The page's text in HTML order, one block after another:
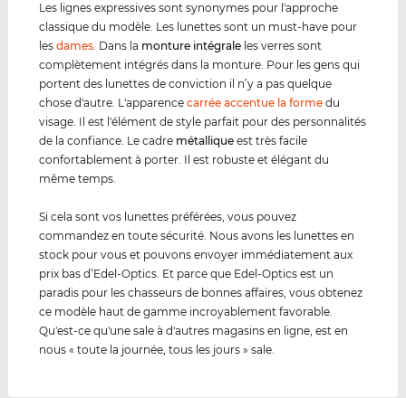
Les lignes expressives sont synonymes pour l'approche
classique du modèle. Les lunettes sont un must-have pour
lesdames. Dans la monture intégrale les verres sont
complètement intégrés dans la monture. Pour les gens qui
portent des lunettes de conviction il n’y a pas quelque
chose d'autre. L'apparencecarrée accentue la forme du
visage. Il est l'élément de style parfait pour des personnalités
de la confiance. Le cadre métal lique est très facile
confortablement à porter. Il est robuste et élégant du
même temps.
Si cela sont vos lunettes préférées, vous pouvez
commandez en toute sécurité. Nous avons les lunettes en
stock pour vous et pouvons envoyer immédiatement aux
prix bas d’Edel-Optics. Et parce que Edel-Optics est un
paradis pour les chasseurs de bonnes affaires, vous obtenez
ce modèle haut de gamme incroyablement favorable.
Qu'est-ce qu'une sale à d'autres magasins en ligne, est en
nous « toute la journée, tous les jours » sale.